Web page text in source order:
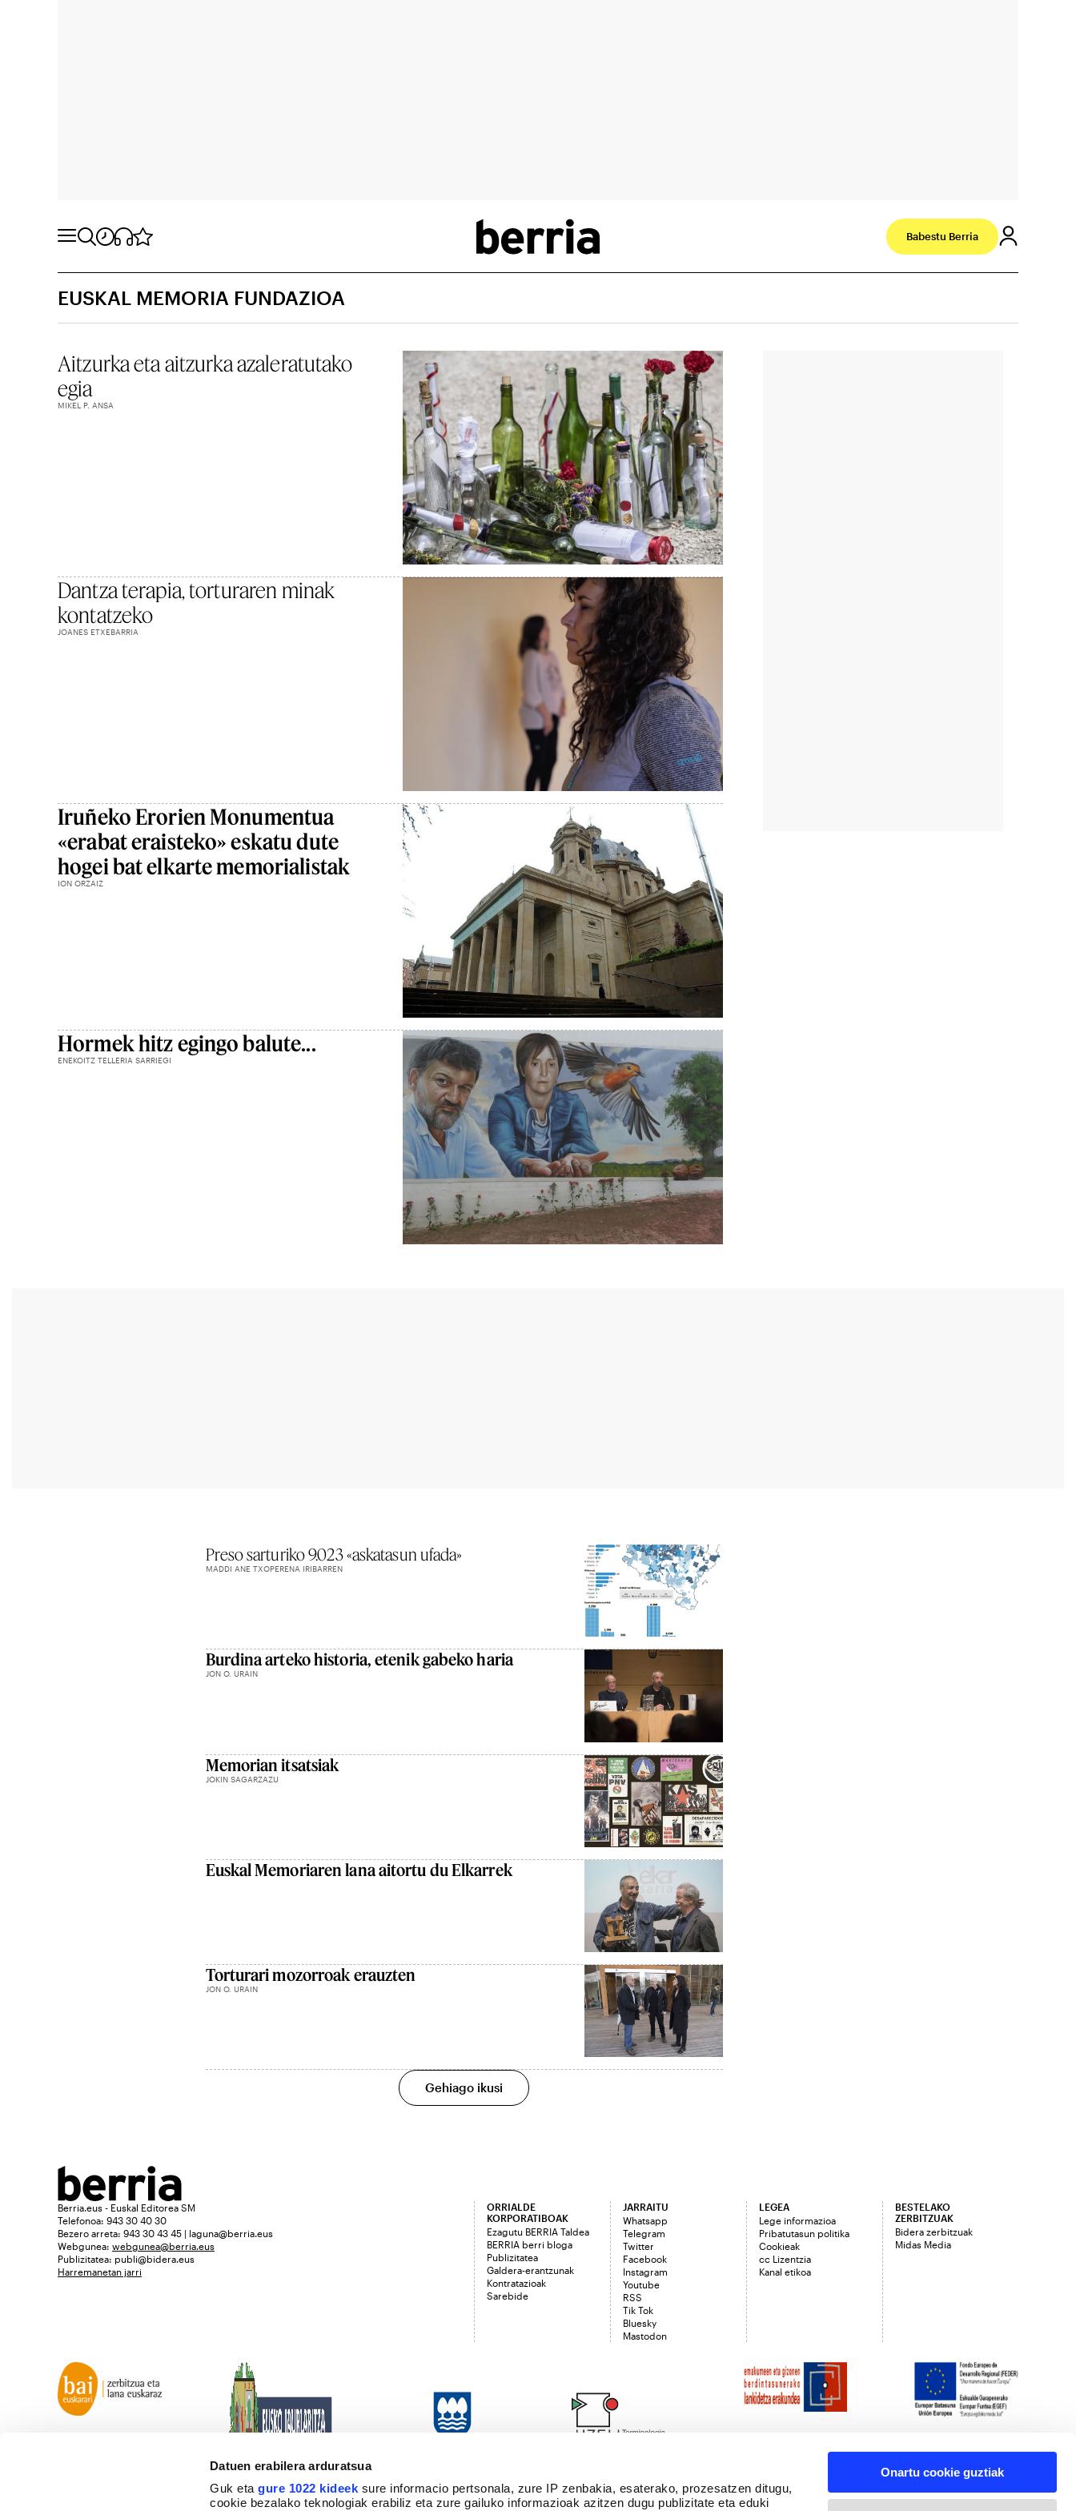
Datuen erabilera arduratsua
Guk etagure 1022 kideek sure informacio pertsonala, zure IP zenbakia, esaterako, prozesatzen ditugu,
cookie bezalako teknologiak erabiliz eta zure gailuko informazioak azitzen dugu publizitate eta eduki
Onartu cookie guztiak
Babestu Berria
EUSKAL MEMORIA FUNDAZIOA
Aitzurka eta aitzurka azaleratutako
egia
MIKEL P. ANSA
Dantza terapia, torturaren minak
kontatzeko
JOANES ETXEBARRIA
Iruñeko Erorien Monumentua
«erabat eraisteko» eskatu dute
hogei bat elkarte memorialistak
ION ORZAIZ
Hormek hitz egingo balute...
ENEKOITZ TELLERIA SARRIEGI
Preso sarturiko 9.023 «askatasun ufada»
MADDI ANE TXOPERENA IRIBARREN
Burdina arteko historia, etenik gabeko haria
JON O. URAIN
Memorian itsatsiak
JOKIN SAGARZAZU
Euskal Memoriaren lana aitortu du Elkarrek
Torturari mozorroak erauzten
JON O. URAIN
Gehiago ikusi
Berria.eus - Euskal Editorea SM
Telefonoa: 943 30 40 30
Bezero arreta: 943 30 43 45 | laguna@berria.eus
Webgunea: webgunea@berria.eus
Publizitatea: publi@bidera.eus
Harremanetan jarri
ORRIALDE
KORPORATIBOAK
Ezagutu BERRIA Taldea
BERRIA berri bloga
Publizitatea
Galdera-erantzunak
Kontratazioak
Sarebide
JARRAITU
Whatsapp
Telegram
Twitter
Facebook
Instagram
Youtube
RSS
Tik Tok
Bluesky
Mastodon
LEGEA
Lege informazioa
Pribatutasun politika
Cookieak
cc Lizentzia
Kanal etikoa
BESTELAKO
ZERBITZUAK
Bidera zerbitzuak
Midas Media